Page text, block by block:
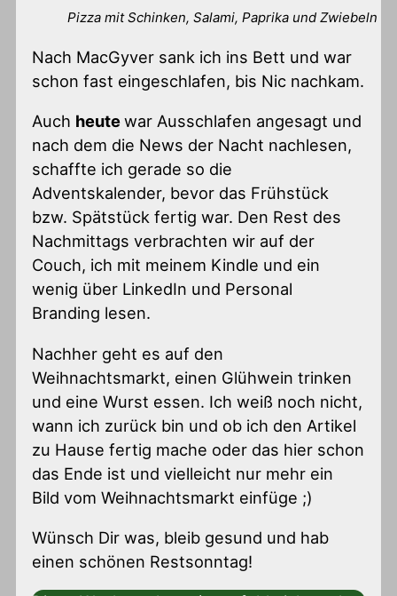
Pizza mit Schinken, Salami, Paprika und Zwiebeln
Nach MacGyver sank ich ins Bett und war
schon fast eingeschlafen, bis Nic nachkam.
Auch heutewar Ausschlafen angesagt und
nach dem die News der Nacht nachlesen,
schaffte ich gerade so die
Adventskalender, bevor das Frühstück
bzw. Spätstück fertig war. Den Rest des
Nachmittags verbrachten wir auf der
Couch, ich mit meinem Kindle und ein
wenig über LinkedIn und Personal
Branding lesen.
Nachher geht es auf den
Weihnachtsmarkt, einen Glühwein trinken
und eine Wurst essen. Ich weiß noch nicht,
wann ich zurück bin und ob ich den Artikel
zu Hause fertig mache oder das hier schon
das Ende ist und vielleicht nur mehr ein
Bild vom Weihnachtsmarkt einfüge ;)
Wünsch Dir was, bleib gesund und hab
einen schönen Restsonntag!